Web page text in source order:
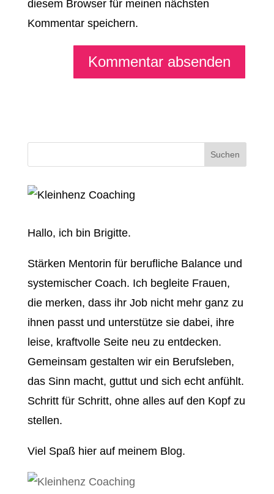
diesem Browser für meinen nächsten
Kommentar speichern.
Hallo, ich bin Brigitte.
Stärken Mentorin für berufliche Balance und
systemischer Coach. Ich begleite Frauen,
die merken, dass ihr Job nicht mehr ganz zu
ihnen passt und unterstütze sie dabei, ihre
leise, kraftvolle Seite neu zu entdecken.
Gemeinsam gestalten wir ein Berufsleben,
das Sinn macht, guttut und sich echt anfühlt.
Schritt für Schritt, ohne alles auf den Kopf zu
stellen.
Viel Spaß hier auf meinem Blog.